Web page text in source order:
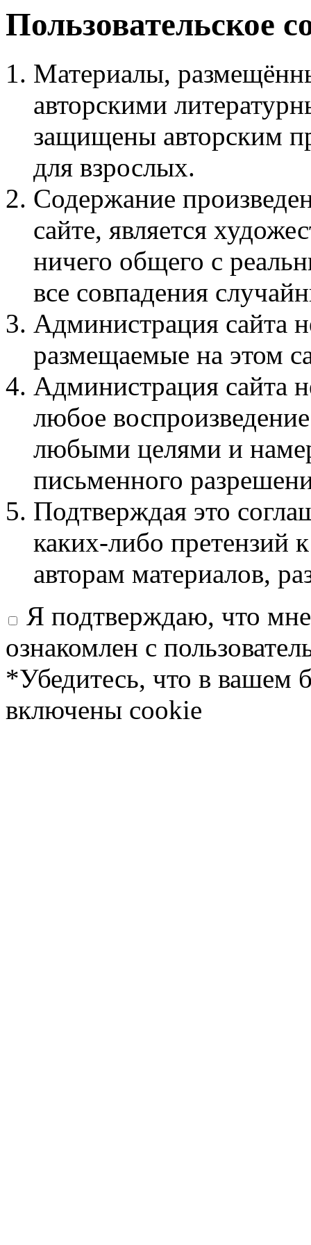
Пользовательское
Материалы,
авторскими
защищены авторским
для взрослых.
Содержание
сайте, является
ничего общего с
все совпадения
Администрация сайта
размещаемые на этом
Администрация сайта
любое
любыми целями и
письменного
Подтверждая это
каких-либо претензий
авторам материалов,
Я подтверждаю, что
ознакомлен с
*Убедитесь, что в вашем
включены cookie